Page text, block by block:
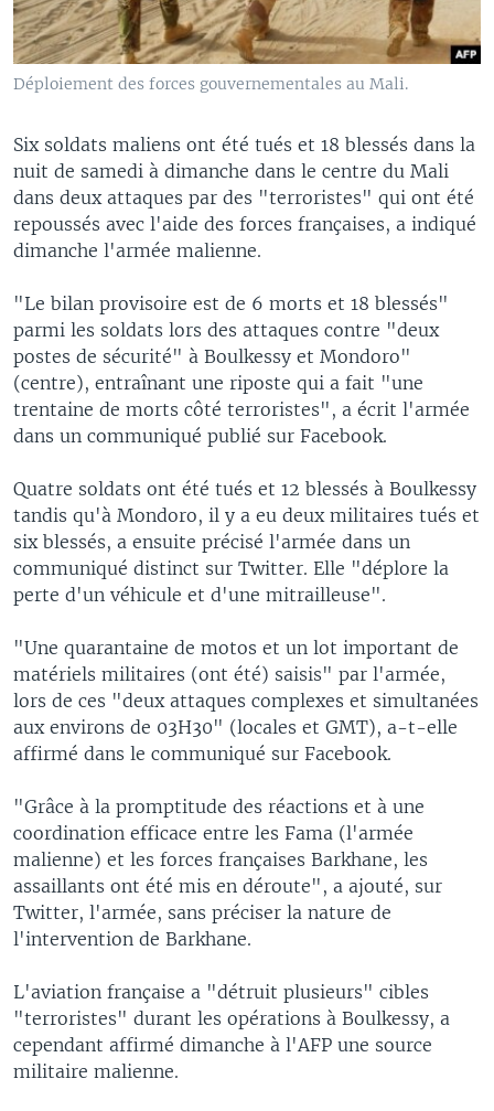
Déploiement des forces gouvernementales au Mali.
Six soldats maliens ont été tués et 18 blessés dans la
nuit de samedi à dimanche dans le centre du Mali
dans deux attaques par des "terroristes" qui ont été
repoussés avec l'aide des forces françaises, a indiqué
dimanche l'armée malienne.
"Le bilan provisoire est de 6 morts et 18 blessés"
parmi les soldats lors des attaques contre "deux
postes de sécurité" à Boulkessy et Mondoro"
(centre), entraînant une riposte qui a fait "une
trentaine de morts côté terroristes", a écrit l'armée
dans un communiqué publié sur Facebook.
Quatre soldats ont été tués et 12 blessés à Boulkessy
tandis qu'à Mondoro, il y a eu deux militaires tués et
six blessés, a ensuite précisé l'armée dans un
communiqué distinct sur Twitter. Elle "déplore la
perte d'un véhicule et d'une mitrailleuse".
"Une quarantaine de motos et un lot important de
matériels militaires (ont été) saisis" par l'armée,
lors de ces "deux attaques complexes et simultanées
aux environs de 03H30" (locales et GMT), a-t-elle
affirmé dans le communiqué sur Facebook.
"Grâce à la promptitude des réactions et à une
coordination efficace entre les Fama (l'armée
malienne) et les forces françaises Barkhane, les
assaillants ont été mis en déroute", a ajouté, sur
Twitter, l'armée, sans préciser la nature de
l'intervention de Barkhane.
L'aviation française a "détruit plusieurs" cibles
"terroristes" durant les opérations à Boulkessy, a
cependant affirmé dimanche à l'AFP une source
militaire malienne.